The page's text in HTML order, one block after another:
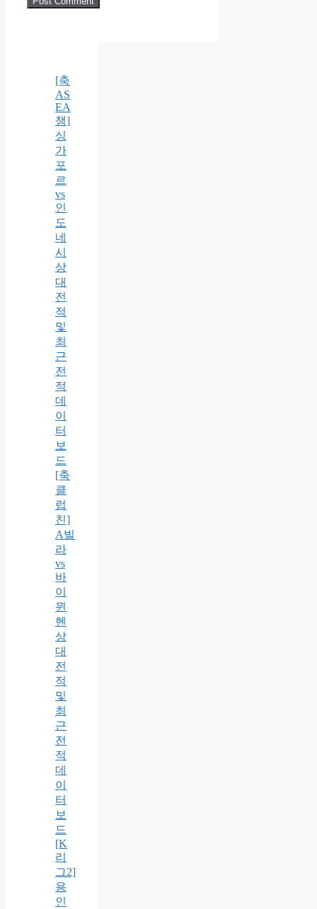
[축
AS
EA
챔]
싱
가
포
르
vs
인
도
네
시
상
대
전
적
및
최
근
전
적
데
이
터
보
드
[축
클
럽
친]
A빌
라
vs
바
이
뮌
헨
상
대
전
적
및
최
근
전
적
데
이
터
보
드
[K
리
그2]
용
인